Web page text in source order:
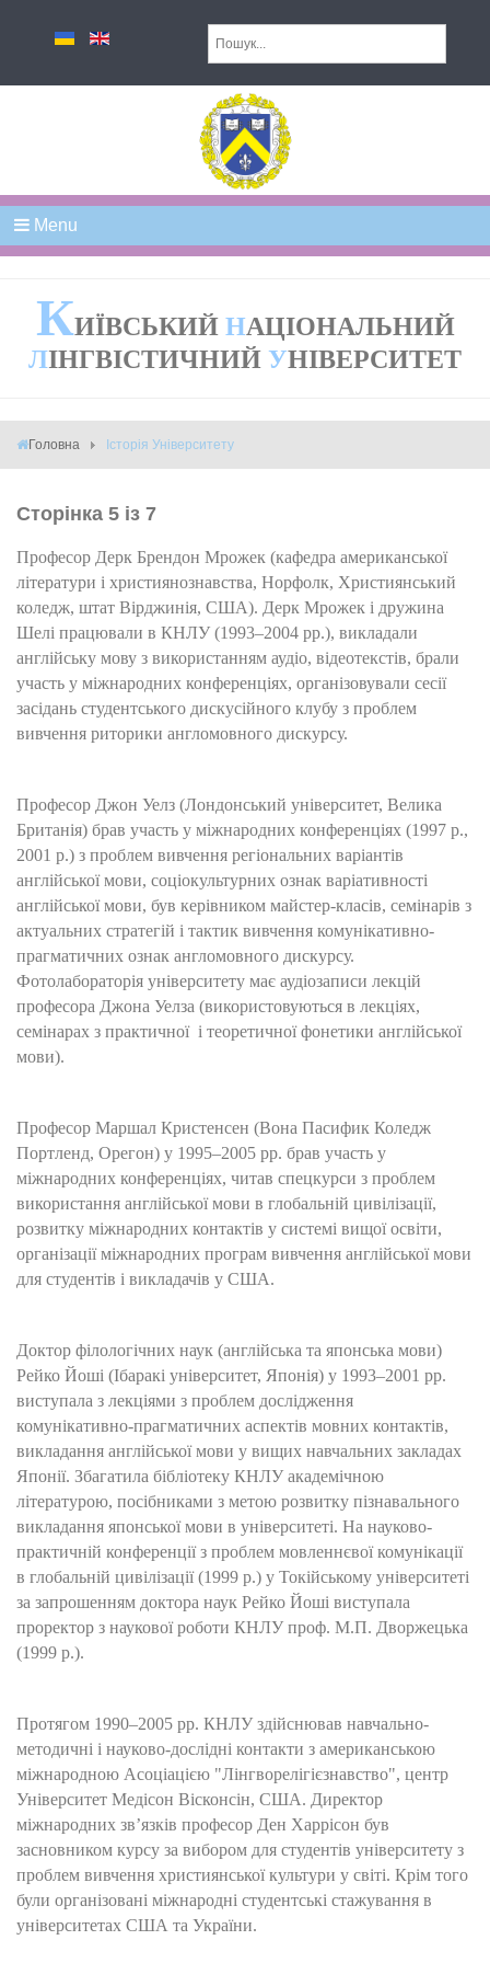
Menu
КИЇВСЬКИЙ НАЦІОНАЛЬНИЙ
ЛІНГВІСТИЧНИЙ УНІВЕРСИТЕТ
Головна Історія Університету
Сторінка 5 із 7
Професор Дерк Брендон Мрожек (кафедра американської
літератури і християнознавства, Норфолк, Християнський
коледж, штат Вірджинія, США). Дерк Мрожек і дружина
Шелі працювали в КНЛУ (1993–2004 рр.), викладали
англійську мову з використанням аудіо, відеотекстів, брали
участь у міжнародних конференціях, організовували сесії
засідань студентського дискусійного клубу з проблем
вивчення риторики англомовного дискурсу.
Професор Джон Уелз (Лондонський університет, Велика
Британія) брав участь у міжнародних конференціях (1997 р.,
2001 р.) з проблем вивчення регіональних варіантів
англійської мови, соціокультурних ознак варіативності
англійської мови, був керівником майстер-класів, семінарів з
актуальних стратегій і тактик вивчення комунікативно-
прагматичних ознак англомовного дискурсу.
Фотолабораторія університету має аудіозаписи лекцій
професора Джона Уелза (використовуються в лекціях,
семінарах з практичної і теоретичної фонетики англійської
мови).
Професор Маршал Кристенсен (Вона Пасифик Коледж
Портленд, Орегон) у 1995–2005 рр. брав участь у
міжнародних конференціях, читав спецкурси з проблем
використання англійської мови в глобальній цивілізації,
розвитку міжнародних контактів у системі вищої освіти,
організації міжнародних програм вивчення англійської мови
для студентів і викладачів у США.
Доктор філологічних наук (англійська та японська мови)
Рейко Йоші (Ібаракі університет, Японія) у 1993–2001 рр.
виступала з лекціями з проблем дослідження
комунікативно-прагматичних аспектів мовних контактів,
викладання англійської мови у вищих навчальних закладах
Японії. Збагатила бібліотеку КНЛУ академічною
літературою, посібниками з метою розвитку пізнавального
викладання японської мови в університеті. На науково-
практичній конференції з проблем мовленнєвої комунікації
в глобальній цивілізації (1999 р.) у Токійському університеті
за запрошенням доктора наук Рейко Йоші виступала
проректор з наукової роботи КНЛУ проф. М.П. Дворжецька
(1999 р.).
Протягом 1990–2005 рр. КНЛУ здійснював навчально-
методичні і науково-дослідні контакти з американською
міжнародною Асоціацією "Лінгворелігієзнавство", центр
Університет Медісон Вісконсін, США. Директор
міжнародних зв’язків професор Ден Харрісон був
засновником курсу за вибором для студентів університету з
проблем вивчення християнської культури у світі. Крім того
були організовані міжнародні студентські стажування в
університетах США та України.